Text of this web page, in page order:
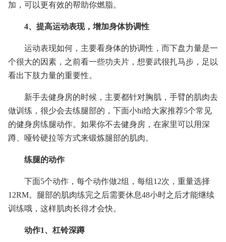
加，可以更有效的帮助你燃脂。
4、提高运动表现，增加身体协调性
运动表现如何，主要看身体的协调性，而下盘力量是一
个很大的因素，之前看一些功夫片，想要武很扎马步，足以
看出下肢力量的重要性。
新手去健身房的时候，主要都针对胸肌，手臂的肌肉去
做训练，很少会去练腿部的，下面小hi给大家推荐5个常见
的健身房练腿动作。如果你不去健身房，在家里可以用深
蹲、哑铃硬拉等方式来锻炼腿部的肌肉。
练腿的动作
下面5个动作，每个动作做2组，每组12次，重量选择
12RM。腿部的肌肉练完之后需要休息48小时之后才能继续
训练哦，这样肌肉长得才会快。
动作1、杠铃深蹲